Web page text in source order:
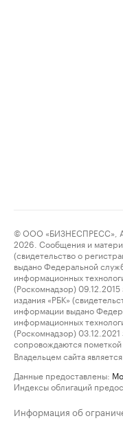
© ООО «БИЗНЕСПРЕСС»,
2026. Сообщения и
(свидетельство о
выдано Федеральной
информационных
(Роскомнадзор)
издания «РБК»
информации выдано
информационных
(Роскомнадзор)
сопровождаются пометкой
Владельцем сайта
Данные предоставлены:
Индексы облигаций
Информация об